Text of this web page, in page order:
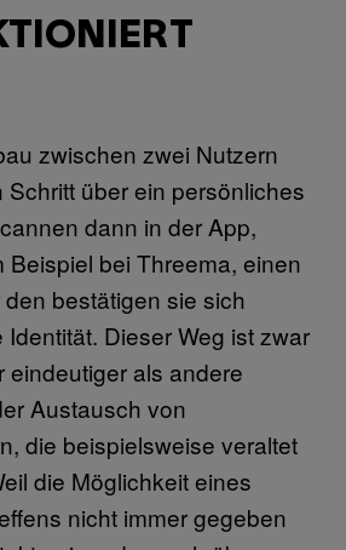
zwischen zwei Nutzern
Schritt über ein persönliches
dann in der App,
Beispiel bei Threema, einen
bestätigen sie sich
Dieser Weg ist zwar
eindeutiger als andere
Austausch von
die beispielsweise veraltet
die Möglichkeit eines
nicht immer gegeben